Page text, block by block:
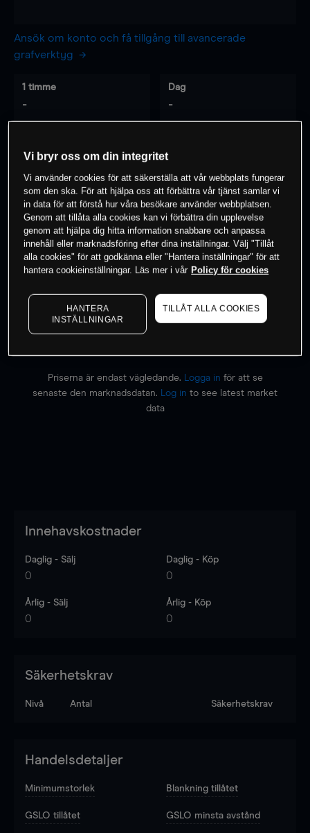
Ansök om konto och få tillgång till avancerade
grafverktyg
1 timme
-
Dag
-
- -
0% av kunderna har enposition i detta
instrument
Priserna är endast vägledande. Logga in för att se
senaste den marknadsdatan.
Log in to see latest market
data
Innehavskostnader
Daglig - Sälj
0
Daglig - Köp
0
Årlig - Sälj
0
Årlig - Köp
0
Säkerhetskrav
Nivå Antal Säkerhetskrav
Handelsdetaljer
Minimumstorlek Blankning tillåtet
GSLO tillåtet GSLO minsta avstånd
Vi bryr oss om din integritet
Vi använder cookies för att säkerställa att vår webbplats fungerar
som den ska. För att hjälpa oss att förbättra vår tjänst samlar vi
in data för att förstå hur våra besökare använder webbplatsen.
Genom att tillåta alla cookies kan vi förbättra din upplevelse
genom att hjälpa dig hitta information snabbare och anpassa
innehåll eller marknadsföring efter dina inställningar. Välj "Tillåt
alla cookies" för att godkänna eller "Hantera inställningar" för att
hantera cookieinställningar. Läs mer i vår Policy för cookies
HANTERA
INSTÄLLNINGAR
TILLÅT ALLA COOKIES